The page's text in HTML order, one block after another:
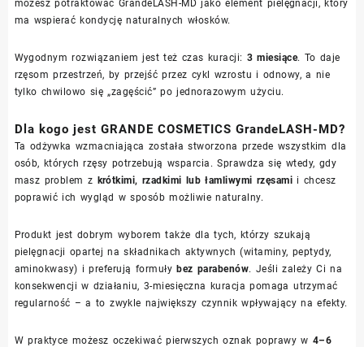
możesz potraktować GrandeLASH-MD jako element pielęgnacji, który
ma wspierać kondycję naturalnych włosków.
Wygodnym rozwiązaniem jest też czas kuracji: 3 miesiące. To daje
rzęsom przestrzeń, by przejść przez cykl wzrostu i odnowy, a nie
tylko chwilowo się „zagęścić” po jednorazowym użyciu.
Dla kogo jest GRANDE COSMETICS GrandeLASH-MD?
Ta odżywka wzmacniająca została stworzona przede wszystkim dla
osób, których rzęsy potrzebują wsparcia. Sprawdza się wtedy, gdy
masz problem z krótkimi, rzadkimi lub łamliwymi rzęsami i chcesz
poprawić ich wygląd w sposób możliwie naturalny.
Produkt jest dobrym wyborem także dla tych, którzy szukają
pielęgnacji opartej na składnikach aktywnych (witaminy, peptydy,
aminokwasy) i preferują formułybez parabenów. Jeśli zależy Ci na
konsekwencji w działaniu, 3-miesięczna kuracja pomaga utrzymać
regularność – a to zwykle największy czynnik wpływający na efekty.
W praktyce możesz oczekiwać pierwszych oznak poprawy w 4–6